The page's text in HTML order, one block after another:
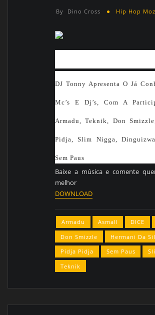
By Dino Cross Hip Hop Moz
DJ Tonny Apresenta O Já
Mc’s E Dj’s, Com A
Armadu, Teknik, Don
Pidja, Slim Nigga,
Sem Paus
Baixe a música e comente
melhor
DOWNLOAD
Armadu Asmall DICE
Don Smizzle
Hermani Da
Pidja Pidja
Sem Paus
Teknik